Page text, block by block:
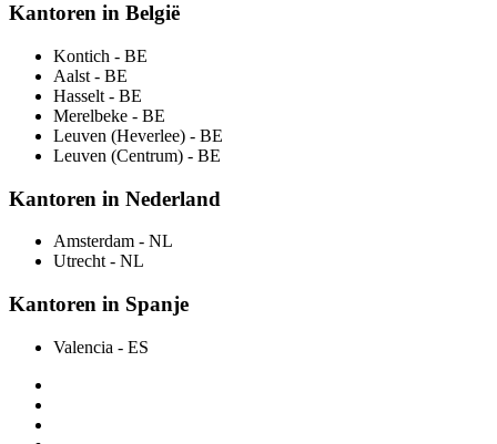
Kantoren in België
Kontich - BE
Aalst - BE
Hasselt - BE
Merelbeke - BE
Leuven (Heverlee) - BE
Leuven (Centrum) - BE
Kantoren in Nederland
Amsterdam - NL
Utrecht- NL
Kantoren in Spanje
Valencia - ES